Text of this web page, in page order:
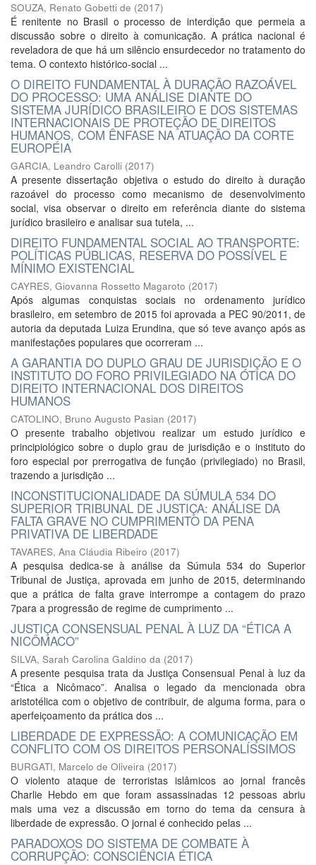
SOUZA, Renato Gobetti de (2017)
É renitente no Brasil o processo de interdição que permeia a
discussão sobre o direito à comunicação. A prática nacional é
reveladora de que há um silêncio ensurdecedor no tratamento do
tema. O contexto histórico-social ...
O DIREITO FUNDAMENTAL À DURAÇÃO RAZOÁVEL
DO PROCESSO: UMA ANÁLISE DIANTE DO
SISTEMA JURÍDICO BRASILEIRO E DOS SISTEMAS
INTERNACIONAIS DE PROTEÇÃO DE DIREITOS
HUMANOS, COM ÊNFASE NA ATUAÇÃO DA CORTE
EUROPÉIA
GARCIA, Leandro Carolli (2017)
A presente dissertação objetiva o estudo do direito à duração
razoável do processo como mecanismo de desenvolvimento
social, visa observar o direito em referência diante do sistema
jurídico brasileiro e analisar sua tutela, ...
DIREITO FUNDAMENTAL SOCIAL AO TRANSPORTE:
POLÍTICAS PÚBLICAS, RESERVA DO POSSÍVEL E
MÍNIMO EXISTENCIAL
CAYRES, Giovanna Rossetto Magaroto (2017)
Após algumas conquistas sociais no ordenamento jurídico
brasileiro, em setembro de 2015 foi aprovada a PEC 90/2011, de
autoria da deputada Luiza Erundina, que só teve avanço após as
manifestações populares que ocorreram ...
A GARANTIA DO DUPLO GRAU DE JURISDIÇÃO E O
INSTITUTO DO FORO PRIVILEGIADO NA ÓTICA DO
DIREITO INTERNACIONAL DOS DIREITOS
HUMANOS
CATOLINO, Bruno Augusto Pasian (2017)
O presente trabalho objetivou realizar um estudo jurídico e
principiológico sobre o duplo grau de jurisdição e o instituto do
foro especial por prerrogativa de função (privilegiado) no Brasil,
trazendo a jurisdição ...
INCONSTITUCIONALIDADE DA SÚMULA 534 DO
SUPERIOR TRIBUNAL DE JUSTIÇA: ANÁLISE DA
FALTA GRAVE NO CUMPRIMENTO DA PENA
PRIVATIVA DE LIBERDADE
TAVARES, Ana Cláudia Ribeiro (2017)
A pesquisa dedica-se à análise da Súmula 534 do Superior
Tribunal de Justiça, aprovada em junho de 2015, determinando
que a prática de falta grave interrompe a contagem do prazo
7para a progressão de regime de cumprimento ...
JUSTIÇA CONSENSUAL PENAL À LUZ DA “ÉTICA A
NICÔMACO”
SILVA, Sarah Carolina Galdino da (2017)
A presente pesquisa trata da Justiça Consensual Penal à luz da
“Ética a Nicômaco”. Analisa o legado da mencionada obra
aristotélica com o objetivo de contribuir, de alguma forma, para o
aperfeiçoamento da prática dos ...
LIBERDADE DE EXPRESSÃO: A COMUNICAÇÃO EM
CONFLITO COM OS DIREITOS PERSONALÍSSIMOS
BURGATI, Marcelo de Oliveira (2017)
O violento ataque de terroristas islâmicos ao jornal francês
Charlie Hebdo em que foram assassinadas 12 pessoas abriu
mais uma vez a discussão em torno do tema da censura à
liberdade de expressão. O jornal é conhecido pelas ...
PARADOXOS DO SISTEMA DE COMBATE À
CORRUPÇÃO: CONSCIÊNCIA ÉTICA